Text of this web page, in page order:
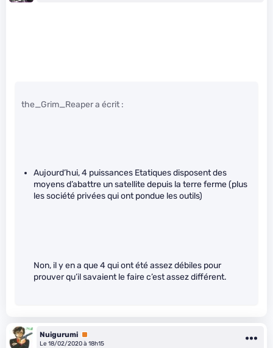
the_Grim_Reaper a écrit :
Aujourd’hui, 4 puissances Etatiques disposent des
moyens d’abattre un satellite depuis la terre ferme (plus
les société privées qui ont pondue les outils)
Non, il y en a que 4 qui ont été assez débiles pour
prouver qu’il savaient le faire c’est assez différent.
Nuigurumi Premium
Le 18/02/2020 à 18h15